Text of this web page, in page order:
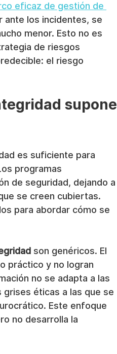
eficaz de gestión de
ante los incidentes, se
menor. Esto no es
de riesgos
el riesgo
supone
es suficiente para
programas
de seguridad, dejando a
se creen cubiertas.
para abordar cómo se
son genéricos. El
práctico y no logran
no se adapta a las
éticas a las que se
Este enfoque
no desarrolla la